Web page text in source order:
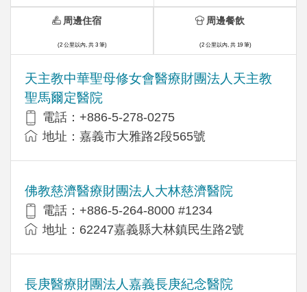
天主教中華聖母修女會醫療財團法人天主教
聖馬爾定醫院
電話：+886-5-278-0275
地址：嘉義市大雅路2段565號
佛教慈濟醫療財團法人大林慈濟醫院
電話：+886-5-264-8000 #1234
地址：62247嘉義縣大林鎮民生路2號
長庚醫療財團法人嘉義長庚紀念醫院
周邊住宿
(2 公里以內, 共 3 筆)
周邊餐飲
(2 公里以內, 共 19 筆)